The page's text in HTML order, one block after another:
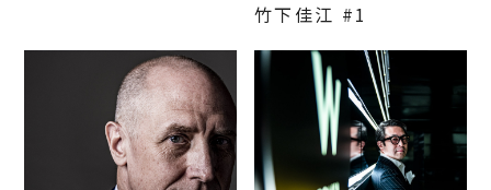
竹下佳江 #1